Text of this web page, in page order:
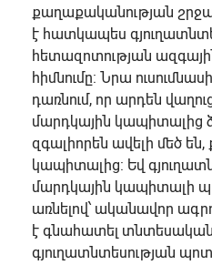
քաղաքականության
է հատկապես
հետազոտության
հիմնումը: Նրա
դառնում, որ արդեն
մարդկային կապիտալից
զգալիորեն ավելի մեծ
կապիտալից: Եվ
մարդկային կապիտալի
առնելով՝ ականավոր
է գնահատել
գյուղատնտեսության